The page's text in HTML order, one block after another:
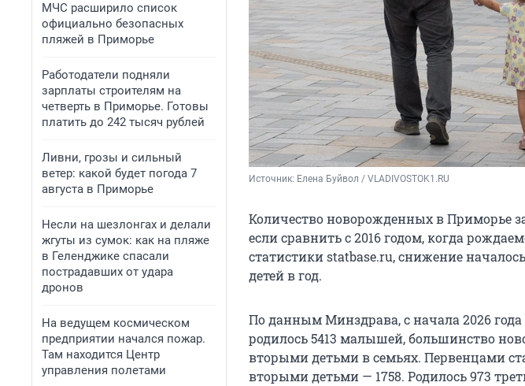
МЧС расширило список
официально безопасных
пляжей в Приморье
Работодатели подняли
зарплаты строителям на
четверть в Приморье. Готовы
платить до 242 тысяч рублей
Ливни, грозы и сильный
ветер: какой будет погода 7
августа в Приморье
Несли на шезлонгах и делали
жгуты из сумок: как на пляже
в Геленджике спасали
пострадавших от удара
дронов
На ведущем космическом
предприятии начался пожар.
Там находится Центр
управления полетами
Источник: Елена Буйвол / VLADIVOSTOK1.RU
Количество новорожденных в Приморье
если сравнить с 2016 годом, когда
статистики statbase.ru, снижение
детей в год.
По данным Минздрава, с начала 2026
родилось 5413 малышей, большинство
вторыми детьми в семьях. Первенцами
вторыми детьми — 1758. Родилось 973